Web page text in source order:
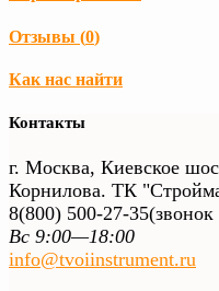
Отзывы (0)
Как нас найти
Контакты
г. Москва, Киевское
Корнилова. ТК
8(800) 500-27-35
Вс 9:00—18:00
info@tvoiinstrument.ru